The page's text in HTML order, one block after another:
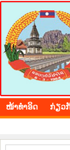
ໜ້າ​ທຳ​ອິດ ກ່ຽວ​